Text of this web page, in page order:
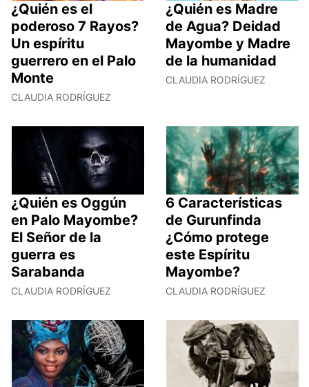
¿Quién es el
poderoso 7 Rayos?
Un espíritu
guerrero en el Palo
Monte
CLAUDIA RODRÍGUEZ
¿Quién es Madre
de Agua? Deidad
Mayombe y Madre
de la humanidad
CLAUDIA RODRÍGUEZ
¿Quién es Oggún
en Palo Mayombe?
El Señor de la
guerra es
Sarabanda
CLAUDIA RODRÍGUEZ
6 Características
de Gurunfinda
¿Cómo protege
este Espíritu
Mayombe?
CLAUDIA RODRÍGUEZ